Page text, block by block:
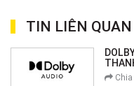
TIN LIÊN QUAN